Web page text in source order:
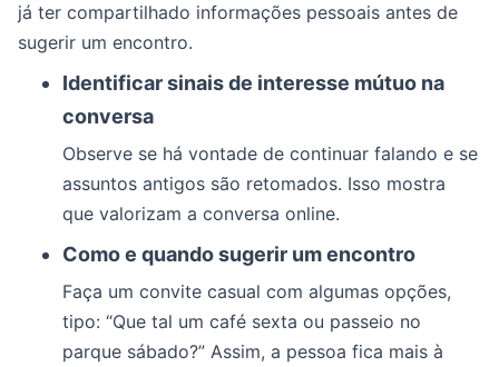
já ter compartilhado informações pessoais antes de
sugerir um encontro.
Identificar sinais de interesse mútuo na
conversa
Observe se há vontade de continuar falando e se
assuntos antigos são retomados. Isso mostra
que valorizam a conversa online.
Como e quando sugerir um encontro
Faça um convite casual com algumas opções,
tipo: “Que tal um café sexta ou passeio no
parque sábado?” Assim, a pessoa fica mais à